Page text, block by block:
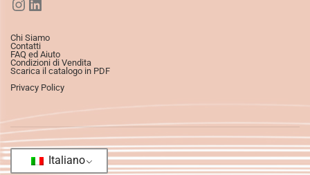
Chi Siamo
Contatti
FAQ ed Aiuto
Condizioni di Vendita
Scarica il catalogo in PDF
Privacy Policy
Italiano